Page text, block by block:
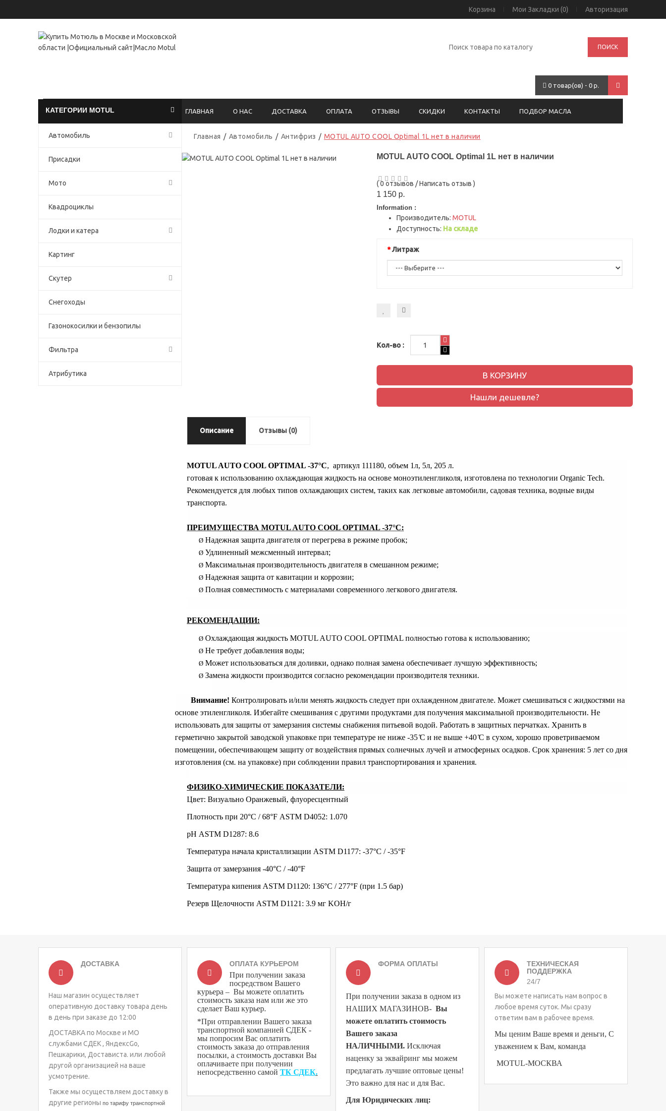
Корзина Мои Закладки (0) Авторизация
ПОИСК
0 товар(ов) - 0 р.
ГЛАВНАЯ О НАС ДОСТАВКА ОПЛАТА ОТЗЫВЫ СКИДКИ КОНТАКТЫ ПОДБОР МАСЛА
Главная Автомобиль Антифриз MOTUL AUTO COOL Optimal 1L нет в наличии
КАТЕГОРИИ MOTUL
Автомобиль
Присадки
Мото
Квадроциклы
Лодки и катера
Картинг
Скутер
Снегоходы
Газонокосилки и бензопилы
Фильтра
Атрибутика
MOTUL AUTO COOL Optimal 1L нет в наличии
(0 отзывов /Написать отзыв )
1 150 р.
Information :
Производитель:MOTUL
Доступность: На складе
Литраж
Кол-во :
В КОРЗИНУ
Нашли дешевле?
Описание Отзывы (0)
MOTUL AUTO COOL OPTIMAL -37°C, артикул 111180, объем 1л, 5л, 205 л.
готовая к использованию охлаждающая жидкость на основе моноэтиленгликоля, изготовлена по технологии Organic Tech.
Рекомендуется для любых типов охлаждающих систем, таких как легковые автомобили, cадовая техника, водные виды
транспорта.
ПРЕИМУЩЕСТВА MOTUL AUTO COOL OPTIMAL -37°C:
Ø Надежная защита двигателя от перегрева в режиме пробок;
Ø Удлиненный межсменный интервал;
Ø Максимальная производительность двигателя в смешанном режиме;
Ø Надежная защита от кавитации и коррозии;
Ø Полная совместимость с материалами современного легкового двигателя.
РЕКОМЕНДАЦИИ:
Ø Охлаждающая жидкость MOTUL AUTO COOL OPTIMAL полностью готова к использованию;
Ø Не требует добавления воды;
Ø Может использоваться для доливки, однако полная замена обеспечивает лучшую эффективность;
Ø Замена жидкости производится согласно рекомендации производителя техники.
Внимание! Контролировать и/или менять жидкость следует при охлажденном двигателе. Может смешиваться с жидкостями на
основе этиленгликоля. Избегайте смешивания с другими продуктами для получения максимальной производительности. Не
использовать для защиты от замерзания системы снабжения питьевой водой. Работать в защитных перчатках. Хранить в
герметично закрытой заводской упаковке при температуре не ниже -35 ̊С и не выше +40 ̊С в сухом, хорошо проветриваемом
помещении, обеспечивающем защиту от воздействия прямых солнечных лучей и атмосферных осадков. Срок хранения: 5 лет со дня
изготовления (см. на упаковке) при соблюдении правил транспортирования и хранения.
ФИЗИКО-ХИМИЧЕСКИЕ ПОКАЗАТЕЛИ:
Цвет: Визуально Оранжевый, флуоресцентный
Плотность при 20°C / 68°F ASTM D4052: 1.070
pH ASTM D1287: 8.6
Температура начала кристаллизации ASTM D1177: -37°C / -35°F
Защита от замерзания -40°C / -40°F
Температура кипения ASTM D1120: 136°C / 277°F (при 1.5 бар)
Резерв Щелочности ASTM D1121: 3.9 мг KOH/г
ДОСТАВКА
Наш магазин осуществляет
оперативную доставку товара день
в день при заказе до 12:00
ДОСТАВКА по Москве и МО
службами СДЕК , ЯндексGo,
Пешкарики, Достависта. или любой
другой организацией на ваше
усмотрение.
Также мы осуществляем доставку в
другие регионы по тарифу транспортной
ОПЛАТА КУРЬЕРОМ
При получении заказа
посредством Вашего
курьера – Вы можете оплатить
стоимость заказа нам или же это
сделает Ваш курьер.
*При отправлении Вашего заказа
транспортной компанией СДЕК -
мы попросим Вас оплатить
стоимость заказа до отправления
посылки, а стоимость доставки Вы
оплачиваете при получении
непосредственно самой ТК СДЕК.
ФОРМА ОПЛАТЫ
При получении заказа в одном из
НАШИХ МАГАЗИНОВ- Вы
можете оплатить стоимость
Вашего заказа
НАЛИЧНЫМИ. Исключая
наценку за эквайринг мы можем
предлагать лучшие оптовые цены!
Это важно для нас и для Вас.
Для Юридических лиц:
ТЕХНИЧЕСКАЯ
ПОДДЕРЖКА
24/7
Вы можете написать нам вопрос в
любое время суток. Мы сразу
ответим вам в рабочее время.
Мы ценим Ваше время и деньги, С
уважением к Вам, команда
MOTUL-МОСКВА